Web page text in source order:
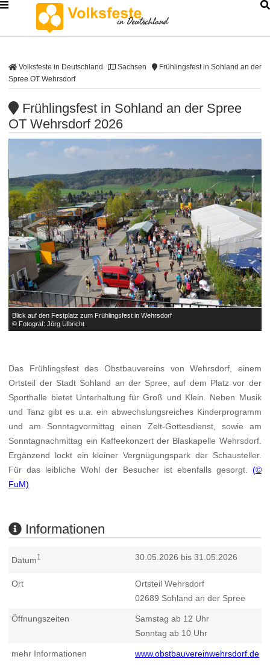
Volksfeste in Deutschland Sachsen
Frühlingsfest in Sohland an der
Spree OT Wehrsdorf
Frühlingsfest in Sohland an der Spree
OT Wehrsdorf 2026
Blick auf den Festplatz zum Frühlingsfest in Wehrsdorf
© Fotograf: Jörg Ulbricht
< >
Das Frühlingsfest des Obstbauvereins von Wehrsdorf, einem
Ortsteil der Stadt Sohland an der Spree, auf dem Platz vor der
Sporthalle bietet Unterhaltung für Groß und Klein. Neben Musik
und Tanz gibt es u.a. ein abwechslungsreiches Kinderprogramm
und am Sonntagvormittag einen Zelt-Gottesdienst, sowie am
Sonntagnachmittag ein Kaffeekonzert der Blaskapelle Wehrsdorf.
Ergänzend lockt ein kleiner Vergnügungspark der Schausteller.
Für das leibliche Wohl der Besucher ist ebenfalls gesorgt. (©
FuM)
Informationen
Datum1 30.05.2026 bis 31.05.2026
Ort
Ortsteil Wehrsdorf
02689 Sohland an der Spree
Öffnungszeiten
Samstag ab 12 Uhr
Sonntag ab 10 Uhr
mehr Informationen www.obstbauvereinwehrsdorf.de